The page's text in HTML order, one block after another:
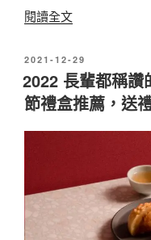
過
禮
盒
推
2
閱讀全文〈
0
2
5
過
禮
發
於
2021-12-29
2022 長輩都稱讚
節禮盒推薦，送